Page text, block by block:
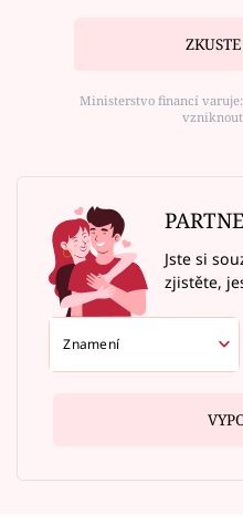
Ministerstvo financí
Jste si
zjistěte,